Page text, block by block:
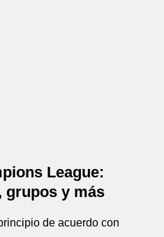
League:
grupos y más